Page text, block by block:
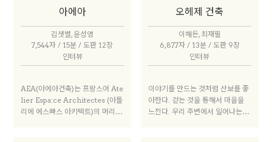
그것을 배치하는 에디토리얼까지
큐레이팅을 둘러싼 내외부의 이야
기들을 펼쳐보는 시간이다. 무엇보
다 이러한 논의들은 2010년 이후
한국 건축의 시간과 현장들을 엮는
키워드가 될 수 있다. 건축 큐레이
러 난제를 검토하고 도전해 볼 수
있는 영역이 될 것이다.
0년대 이후 담론의 장에서 목소리
한 세대로 불리기 힘들 만큼 대단히
예외적인 소수였다. 공교롭게도 나
상진, 김중업, 김수근은 비교적 이
른 나이인 50, 66, 55세에 타계했
가가 없었다. 2010년대 들어서 7
0~80대가 된 일군의 1930년대
생 건축가들이 처음이다. 이들은 해
아는 사람이 거의 없는 현실 말이
다. 보편적인건축사사무소는 건축
과 공간 전문가로서 사람들에게 친
밀하게 다가가기 위해 기억하고 부
르기 쉬운 이름으로 2013년 문을
합류해 함께 운영하고 있다.
다는 장소에서 유래되고 오래도록
감응을 주는 건축물을 추구한다. 도
시의 역사, 문화, 예술에 관심을 갖
고 고민함으로써 건축적 해법과 장
치를 찾으려 한다. 우리는 대지에
로 일상적인 건축을 추구하며, 섬세
한 과정을 통해 건축물의 특성과 분
위기를 만드는 것에 큰 관심이 있
아에아
김샛별, 윤성영
7,544자 / 15분 / 도판 12장
인터뷰
AEA(아에아건축)는 프랑스어 Ate
lier Espa:ce Architectes (아틀
리에 에스빠스 아키텍트)의 머리글
오헤제 건축
이해든, 최재필
6,877자 / 13분 / 도판 9장
인터뷰
이야기를 만드는 것처럼 산보를 좋
아한다. 걷는 것을 통해서 마을을
느낀다. 우리 주변에서 일어나는 이